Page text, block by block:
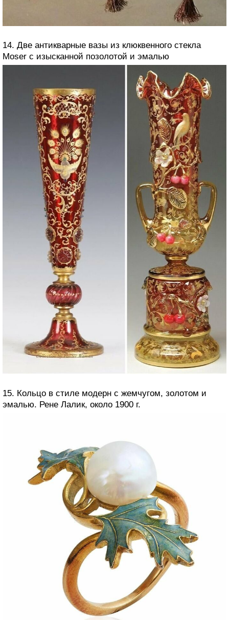
14. Две антикварные вазы из клюквенного стекла
Moser с изысканной позолотой и эмалью
15. Кольцо в стиле модерн с жемчугом, золотом и
эмалью. Рене Лалик, около 1900 г.